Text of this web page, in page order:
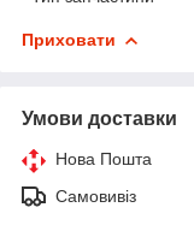
Приховати
Умови доставки
Нова Пошта
Самовивіз